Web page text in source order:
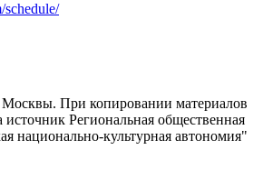
schedule/
При копировании материалов
источник Региональная общественная
национально-культурная автономия"